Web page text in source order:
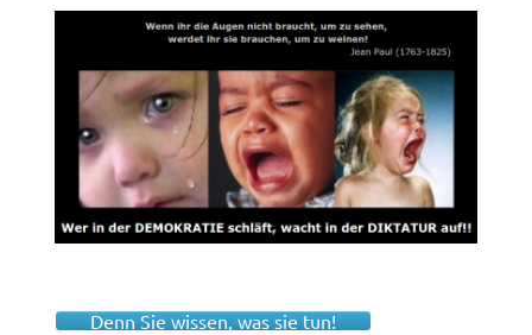
Denn Sie wissen, was sie tun!